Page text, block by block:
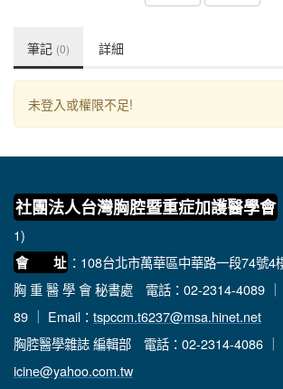
筆記 (0) 詳細
未登入或權限不足!
社團法人台灣胸腔暨重症加護醫學會
1)
會 址 ：108台北市萬華區中華路一段74號4
胸 重 醫 學 會 秘書處 電話：02-2314-4089
89 ｜ Email： tspccm.t6237@msa.hinet.net
胸腔醫學雜誌 編輯部 電話：02-2314-4086 ｜
icine@yahoo.com.tw